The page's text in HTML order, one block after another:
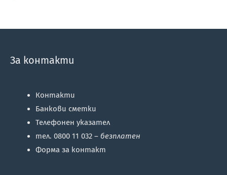
За контакти
Контакти
Банкови сметки
Телефонен указател
тел. 0800 11 032 – безплатен
Форма за контакт